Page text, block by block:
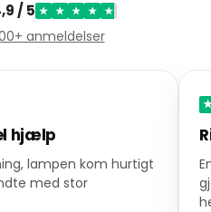
/ 5 ★ ★ ★ ★ ★
anmeldelser
hjælp
lampen kom hurtigt
med stor